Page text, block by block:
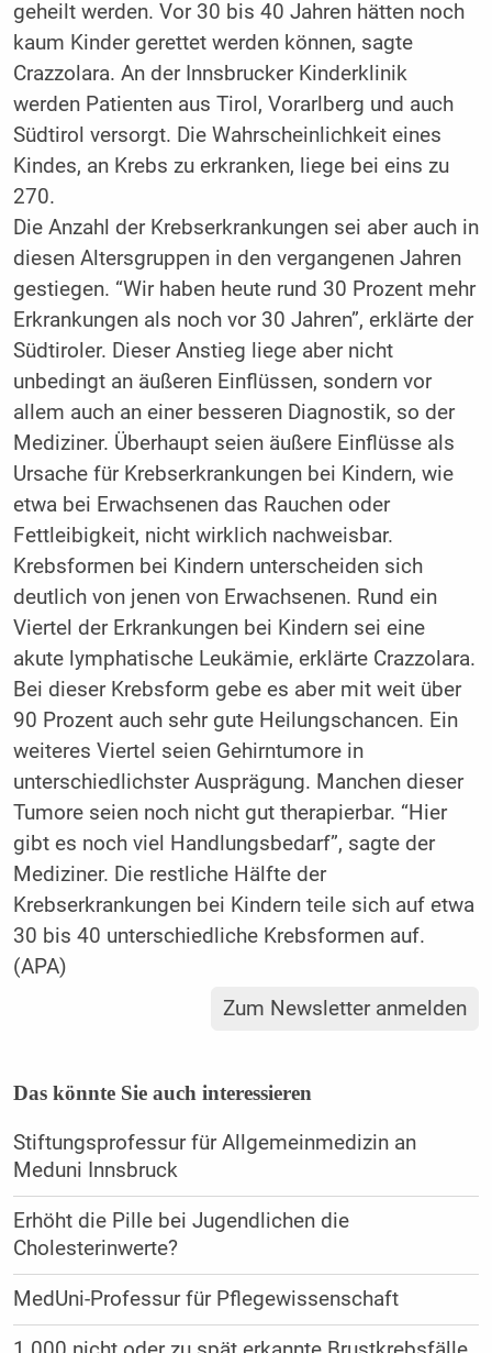
geheilt werden. Vor 30 bis 40 Jahren hätten noch
kaum Kinder gerettet werden können, sagte
Crazzolara. An der Innsbrucker Kinderklinik
werden Patienten aus Tirol, Vorarlberg und auch
Südtirol versorgt. Die Wahrscheinlichkeit eines
Kindes, an Krebs zu erkranken, liege bei eins zu
270.
Die Anzahl der Krebserkrankungen sei aber auch in
diesen Altersgruppen in den vergangenen Jahren
gestiegen. “Wir haben heute rund 30 Prozent mehr
Erkrankungen als noch vor 30 Jahren”, erklärte der
Südtiroler. Dieser Anstieg liege aber nicht
unbedingt an äußeren Einflüssen, sondern vor
allem auch an einer besseren Diagnostik, so der
Mediziner. Überhaupt seien äußere Einflüsse als
Ursache für Krebserkrankungen bei Kindern, wie
etwa bei Erwachsenen das Rauchen oder
Fettleibigkeit, nicht wirklich nachweisbar.
Krebsformen bei Kindern unterscheiden sich
deutlich von jenen von Erwachsenen. Rund ein
Viertel der Erkrankungen bei Kindern sei eine
akute lymphatische Leukämie, erklärte Crazzolara.
Bei dieser Krebsform gebe es aber mit weit über
90 Prozent auch sehr gute Heilungschancen. Ein
weiteres Viertel seien Gehirntumore in
unterschiedlichster Ausprägung. Manchen dieser
Tumore seien noch nicht gut therapierbar. “Hier
gibt es noch viel Handlungsbedarf”, sagte der
Mediziner. Die restliche Hälfte der
Krebserkrankungen bei Kindern teile sich auf etwa
30 bis 40 unterschiedliche Krebsformen auf.
(APA)
Zum Newsletter anmelden
Das könnte Sie auch interessieren
Stiftungsprofessur für Allgemeinmedizin an
Meduni Innsbruck
Erhöht die Pille bei Jugendlichen die
Cholesterinwerte?
MedUni-Professur für Pflegewissenschaft